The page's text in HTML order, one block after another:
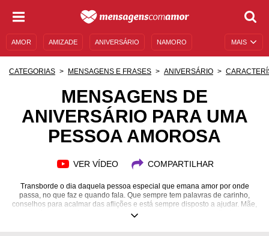
MAIS
AMOR AMIZADE ANIVERSÁRIO NAMORO
MENSAGENS E FRASES MENSAGENS DE ANIVERSÁRIO
ENTRETENIMENTO FAMOSOS BÍBLIA
CATEGORIAS MENSAGENS E FRASES ANIVERSÁRIO
MENSAGENS DE
ANIVERSÁRIO PARA UMA
PESSOA AMOROSA
VER VÍDEO COMPARTILHAR
Transborde o dia daquela pessoa especial que emana amor por onde
passa, no que faz e quando fala. Que sempre tem palavras de carinho,
conselhos para acalmar das aflições e está sempre disposto a ajudar. Mãe,
amigos, parentes, amores e pessoas amorosas merecem lindas